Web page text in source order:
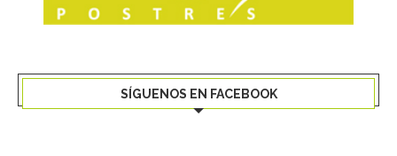
SÍGUENOS EN FACEBOOK